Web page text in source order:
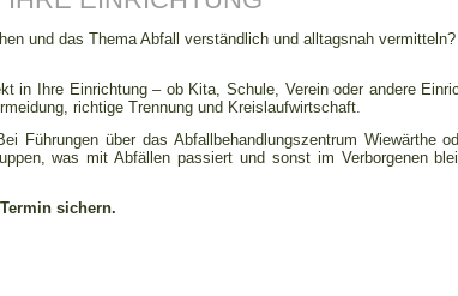
und das Thema Abfall verständlich und alltagsnah
in Ihre Einrichtung – ob Kita, Schule, Verein oder andere
richtige Trennung und Kreislaufwirtschaft.
Führungen über das Abfallbehandlungszentrum Wiewärthe
was mit Abfällen passiert und sonst im Verborgenen
sichern.